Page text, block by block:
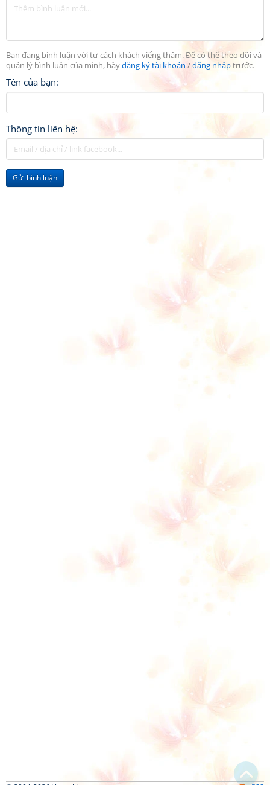
Bạn đang bình luận với tư cách khách viếng thăm. Để có thể theo dõi và
quản lý bình luận của mình, hãyđăng ký tài khoản/đăng nhậptrước.
Tên của bạn:
Thông tin liên hệ:
Gửi bình luận